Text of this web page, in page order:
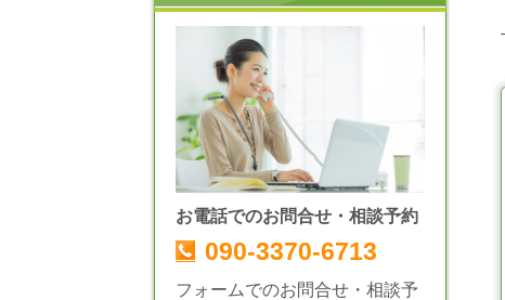
お電話でのお問合せ・相談予約
090-3370-6713
フォームでのお問合せ・相談予